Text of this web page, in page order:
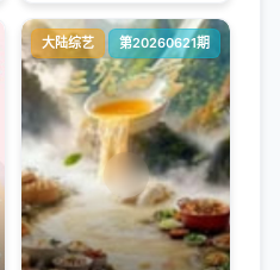
大陆综艺 第20260621期